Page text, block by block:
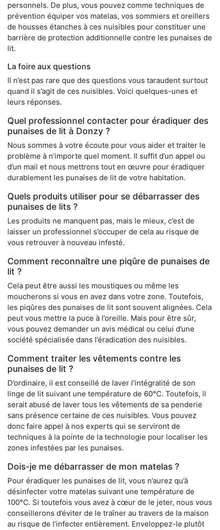
personnels. De plus, vous pouvez comme techniques de
prévention équiper vos matelas, vos sommiers et oreillers
de housses étanches à ces nuisibles pour constituer une
barrière de protection additionnelle contre les punaises de
lit.
La foire aux questions
Il n’est pas rare que des questions vous taraudent surtout
quand il s’agit de ces nuisibles. Voici quelques-unes et
leurs réponses.
Quel professionnel contacter pour éradiquer des
punaises de lit à Donzy ?
Nous sommes à votre écoute pour vous aider et traiter le
problème à n’importe quel moment. Il suffit d’un appel ou
d’un mail et nous mettrons tout en œuvre pour éradiquer
durablement les punaises de lit de votre habitation.
Quels produits utiliser pour se débarrasser des
punaises de lits ?
Les produits ne manquent pas, mais le mieux, c’est de
laisser un professionnel s’occuper de cela au risque de
vous retrouver à nouveau infesté.
Comment reconnaître une piqûre de punaises de
lit ?
Cela peut être aussi les moustiques ou même les
moucherons si vous en avez dans votre zone. Toutefois,
les piqûres des punaises de lit sont souvent alignées. Cela
peut vous mettre la puce à l’oreille. Mais pour être sûr,
vous pouvez demander un avis médical ou celui d’une
société spécialisée dans l’éradication des nuisibles.
Comment traiter les vêtements contre les
punaises de lit ?
D’ordinaire, il est conseillé de laver l’intégralité de son
linge de lit suivant une température de 60°C. Toutefois, il
serait abusé de laver tous les vêtements de sa penderie
sans présence certaine de ces nuisibles. Vous pouvez
donc faire appel à nos experts qui se serviront de
techniques à la pointe de la technologie pour localiser les
zones infestées par les punaises.
Dois-je me débarrasser de mon matelas ?
Pour éradiquer les punaises de lit, vous n’aurez qu’à
désinfecter votre matelas suivant une température de
100°C. Si toutefois vous avez à cœur de le jeter, nous vous
conseillerons d’éviter de le traîner au travers de la maison
au risque de l’infecter entièrement. Enveloppez-le plutôt